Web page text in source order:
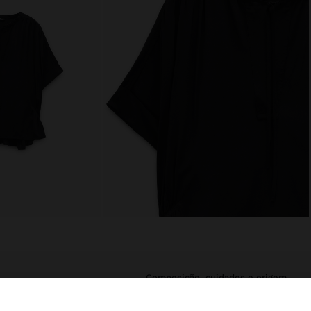
com
composição, cuidados e origem